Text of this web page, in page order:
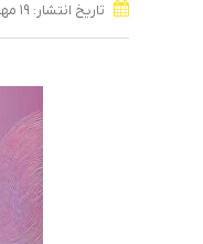
تاریخ انتشار: ۱۹ مهر ۱۴۰۳